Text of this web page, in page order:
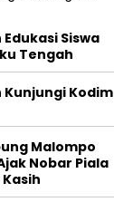
Siswa
Tengah
Kodim
Malompo
Nobar Piala